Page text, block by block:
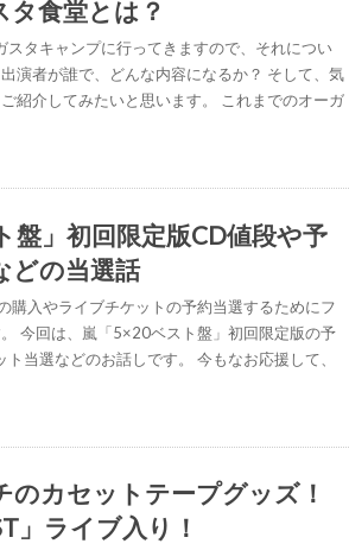
食堂とは？
タキャンプに行ってきますので、それについ
演者が誰で、どんな内容になるか？ そして、気
紹介してみたいと思います。 これまでのオーガ
盤」初回限定版CD値段や予
どの当選話
購入やライブチケットの予約当選するためにフ
今回は、嵐「5×20ベスト盤」初回限定版の予
当選などのお話しです。 今もなお応援して、
のカセットテープグッズ！
」ライブ入り！